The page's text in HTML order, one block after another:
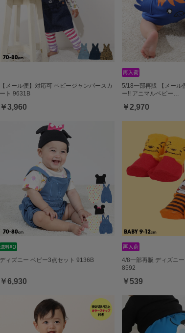
【メール便】対応可 ベビージャンパースカ
ート 9631B
￥3,960
5/18一部再販 【メール
ー!! アニマルベビー…
￥2,970
ディズニー ベビー3点セット 9136B
￥6,930
4/8一部再販 ディズニ
8592
￥539